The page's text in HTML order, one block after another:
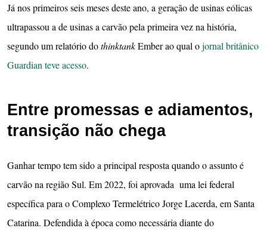
Já nos primeiros seis meses deste ano, a geração de usinas eólicas
ultrapassou a de usinas a carvão pela primeira vez na história,
segundo um relatório dothinktankEmber ao qual ojornal britânico
Guardian teve acesso.
Entre promessas e adiamentos,
transição não chega
Ganhar tempo tem sido a principal resposta quando o assunto é
carvão na região Sul. Em 2022, foi aprovada uma lei federal
específica para o Complexo Termelétrico Jorge Lacerda, em Santa
Catarina. Defendida à época como necessária diante do